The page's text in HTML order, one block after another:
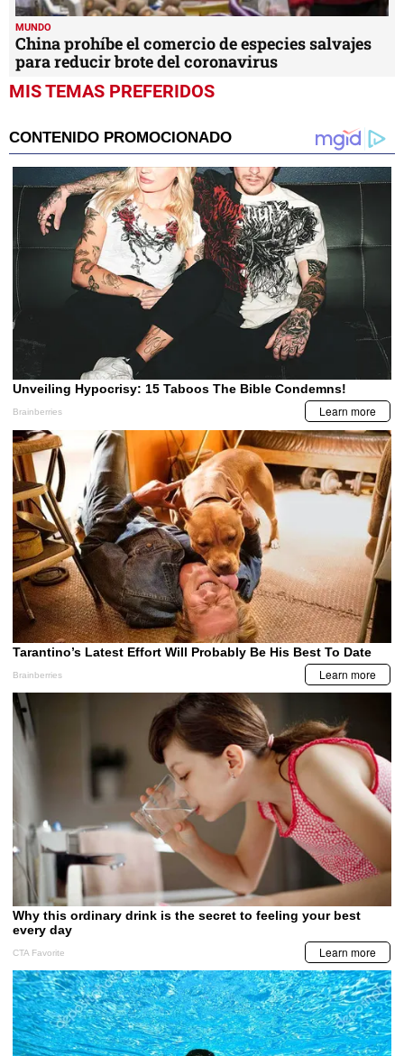
MUNDO
China prohíbe el comercio de especies salvajes
para reducir brote del coronavirus
MIS TEMAS PREFERIDOS